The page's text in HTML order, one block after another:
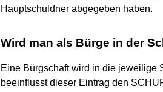
Hauptschuldner abgegeben haben.
Wird man als Bürge in der
Eine Bürgschaft wird in die jeweilige
beeinflusst dieser Eintrag den